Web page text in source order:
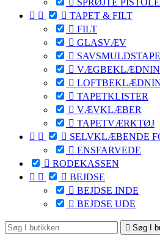
SPRØJTE
   TAPET & FILT
 FILT
 GLASVÆV



 TAPETKLISTER
 VÆVKLÆBER
 TAPETVÆRKTØJ
   SELVKLÆBENDE
 ENSFARVEDE
 RODEKASSEN
   BEJDSE
 BEJDSE INDE
 BEJDSE UDE
 Søg I